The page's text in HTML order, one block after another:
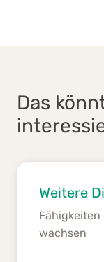
Das
Weitere
wachsen